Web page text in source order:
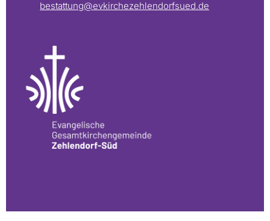
bestattung@evkirchezehlendorfsued.de